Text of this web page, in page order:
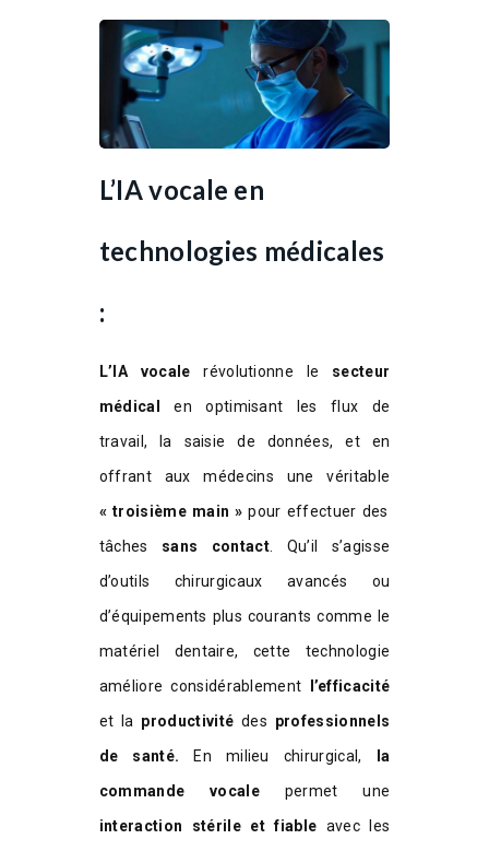
L’IA vocale en
technologies médicales
:
L’IA vocale révolutionne le secteur
médical
en optimisant les flux de
travail, la saisie de données, et en
offrant aux médecins une véritable
« troisième main » pour effectuer des
tâches sans contact. Qu’il s’agisse
d’outils chirurgicaux avancés ou
d’équipements plus courants comme le
matériel dentaire, cette technologie
améliore considérablement
l’efficacité
et la productivité des professionnels
de santé. En milieu chirurgical,
la
commande vocalepermet une
interaction stérile et fiable avec les